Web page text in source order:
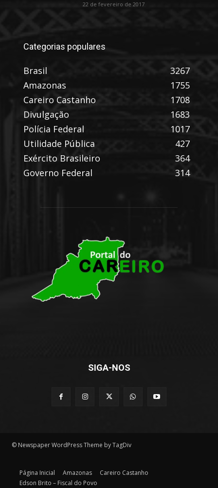
22 de fevereiro de 2017
Categorias populares
Brasil
3267
Amazonas
1755
Careiro Castanho
1708
Divulgação
1683
Polícia Federal
1017
Utilidade Pública
427
Exército Brasileiro
364
Governo Federal
314
SIGA-NOS
© Newspaper WordPress Theme by TagDiv
Página Inicial Amazonas
Careiro Castanho
Edson Brito – Fiscal do Povo